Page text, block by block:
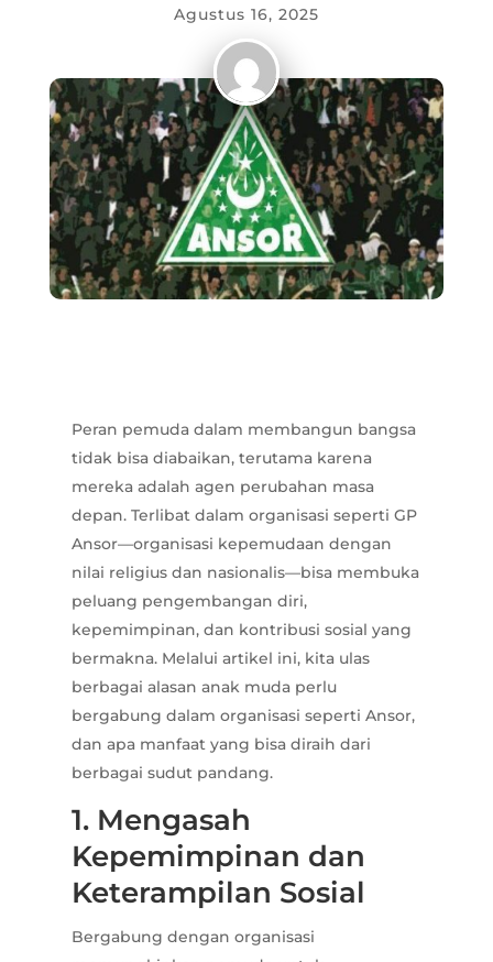
Agustus 16, 2025
Peran pemuda dalam membangun bangsa
tidak bisa diabaikan, terutama karena
mereka adalah agen perubahan masa
depan. Terlibat dalam organisasi seperti GP
Ansor—organisasi kepemudaan dengan
nilai religius dan nasionalis—bisa membuka
peluang pengembangan diri,
kepemimpinan, dan kontribusi sosial yang
bermakna. Melalui artikel ini, kita ulas
berbagai alasan anak muda perlu
bergabung dalam organisasi seperti Ansor,
dan apa manfaat yang bisa diraih dari
berbagai sudut pandang.
1. Mengasah
Kepemimpinan dan
Keterampilan Sosial
Bergabung dengan organisasi